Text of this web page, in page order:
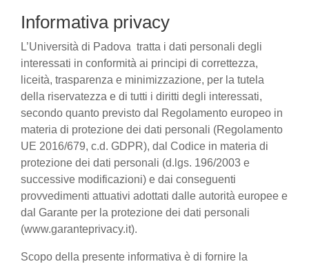
Informativa privacy
L’Università di Padova tratta i dati personali degli
interessati in conformità ai principi di correttezza,
liceità, trasparenza e minimizzazione, per la tutela
della riservatezza e di tutti i diritti degli interessati,
secondo quanto previsto dal Regolamento europeo in
materia di protezione dei dati personali (Regolamento
UE 2016/679, c.d. GDPR), dal Codice in materia di
protezione dei dati personali (d.lgs. 196/2003 e
successive modificazioni) e dai conseguenti
provvedimenti attuativi adottati dalle autorità europee e
dal Garante per la protezione dei dati personali
(www.garanteprivacy.it).
Scopo della presente informativa è di fornire la